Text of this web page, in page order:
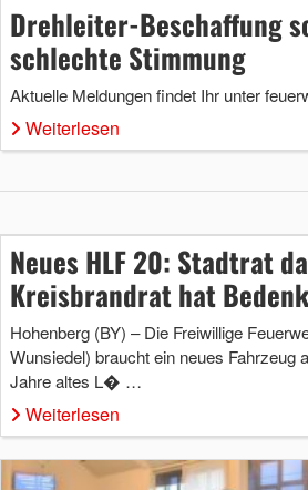
Drehleiter-Beschaffung
schlechte Stimmung
Aktuelle Meldungen findet Ihr unter
Weiterlesen
Neues HLF 20: Stadtrat
Kreisbrandrat hat
Hohenberg (BY) – Die Freiwillige
Wunsiedel) braucht ein neues Fahrzeug
Jahre altes L� …
Weiterlesen